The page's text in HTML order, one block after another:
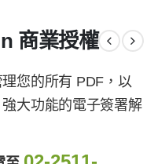
商業授權
您的所有 PDF，以
大功能的電子簽署解